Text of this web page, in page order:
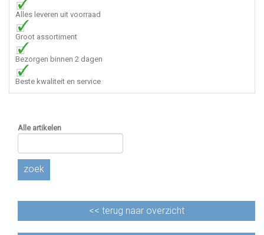
Alles leveren uit voorraad
Groot assortiment
Bezorgen binnen 2 dagen
Beste kwaliteit en service
Alle artikelen
zoek
<< terug naar overzicht